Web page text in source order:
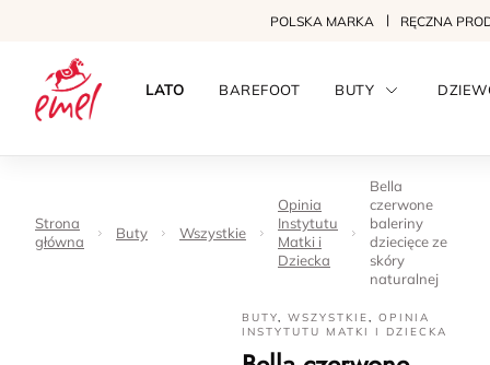
POLSKA MARKA RĘCZNA
LATO BAREFOOT BUTY
Strona
główna
Buty Wszystkie
Opinia
Instytutu
Matki i
Dziecka
Bella
czerwone
baleriny
dziecięce ze
skóry
naturalnej
BUTY,WSZYSTKIE,OPINIA
INSTYTUTU MATKI I DZIECKA